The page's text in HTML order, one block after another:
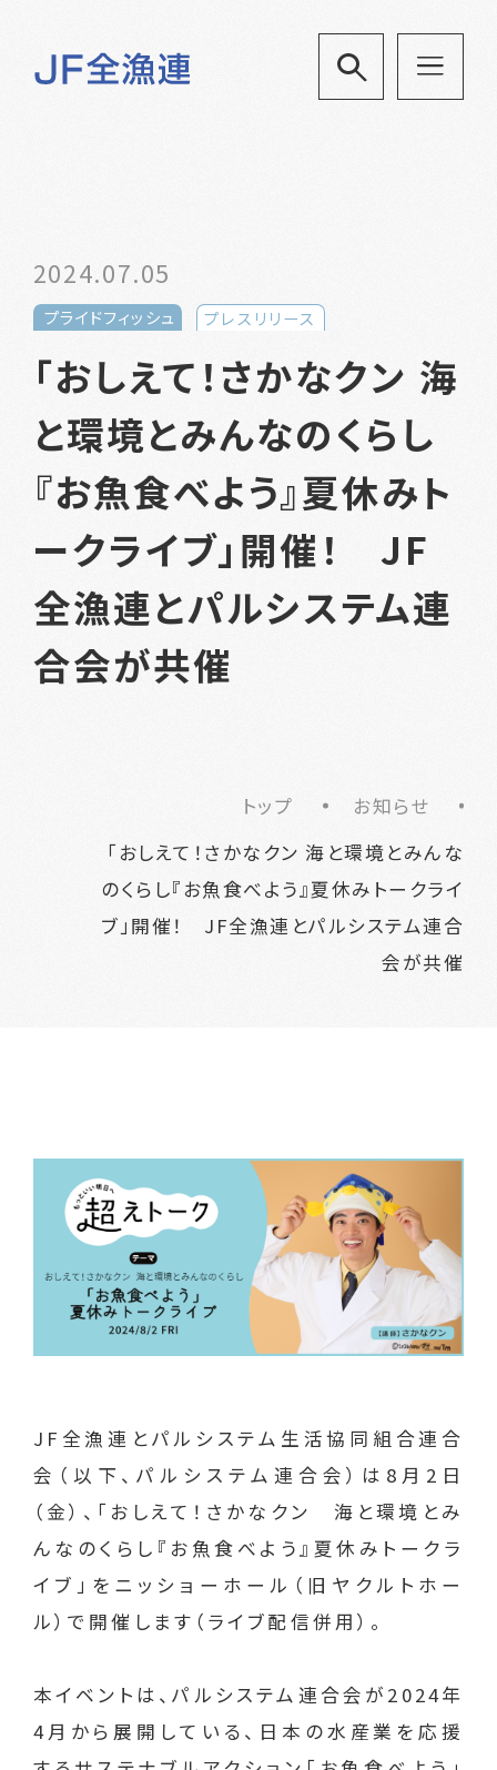
2024.07.05
プライドフィッシュ プレスリリース
「おしえて！さかなクン 海
と環境とみんなのくらし
『お魚食べよう』夏休みト
ークライブ」開催！ JF
全漁連とパルシステム連
合会が共催
トップ
お知らせ
「おしえて！さかなクン 海と環境とみんな
のくらし『お魚食べよう』夏休みトークライ
ブ」開催！ JF全漁連とパルシステム連合
会が共催
JF全漁連とパルシステム生活協同組合連合
会（以下、パルシステム連合会）は8月2日
（金）、「おしえて！さかなクン 海と環境とみ
んなのくらし『お魚食べよう』夏休みトークラ
イブ」をニッショーホール（旧ヤクルトホー
ル）で開催します（ライブ配信併用）。
本イベントは、パルシステム連合会が2024年
4月から展開している、日本の水産業を応援